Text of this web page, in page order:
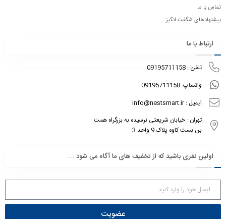
تماس با ما
پیشنهادهای شگفت انگیز
ارتباط با ما
تلفن : 09195711158
واتساپ: 09195711158
ایمیل : info@nestsmart.ir
تهران : خیابان شریعتی نرسیده به بزرگراه همت
بن بست کاوه پلاک 9 واحد 3
اولین نفری باشید که از تخفیف های ما آگاه می شود …
عضویت